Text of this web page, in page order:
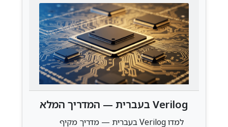
Verilog בעברית — המדריך המלא
לשפת תיאור החומרה
למדו Verilog בעברית — מדריך מקיף